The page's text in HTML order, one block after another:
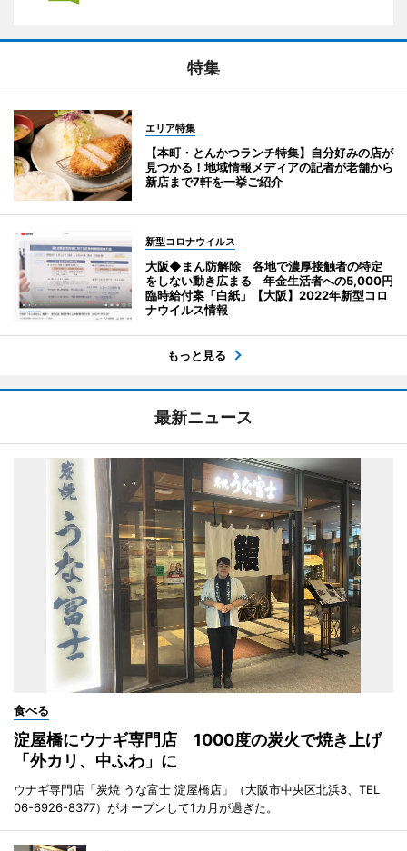
特集
エリア特集
【本町・とんかつランチ特集】自分好みの店が
見つかる！地域情報メディアの記者が老舗から
新店まで7軒を一挙ご紹介
新型コロナウイルス
大阪◆まん防解除 各地で濃厚接触者の特定
をしない動き広まる 年金生活者への5,000円
臨時給付案「白紙」【大阪】2022年新型コロ
ナウイルス情報
もっと見る
最新ニュース
食べる
淀屋橋にウナギ専門店 1000度の炭火で焼き上げ
「外カリ、中ふわ」に
ウナギ専門店「炭焼 うな富士 淀屋橋店」（大阪市中央区北浜3、TEL
06-6926-8377）がオープンして1カ月が過ぎた。